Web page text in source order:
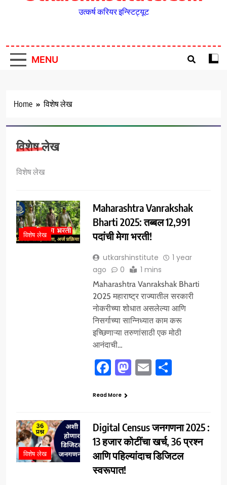
उत्कर्ष करियर इन्स्टिट्यूट
MENU
Home विशेष लेख
विशेष लेख
विशेष लेख
विशेष लेख
Maharashtra Vanrakshak
Bharti 2025: तब्बल 12,991
पदांची मेगा भरती!
utkarshinstitute
1 year
ago
0 1 mins
Maharashtra Vanrakshak Bharti
2025 महाराष्ट्र राज्यातील सरकारी
नोकरीच्या शोधात असलेल्या आणि
निसर्गाच्या सान्निध्यात काम करू
इच्छिणाऱ्या तरुणांसाठी एक मोठी
आनंदाची…
Facebook
Mastodon
EmailShare
Read More
विशेष लेख
Digital Census जनगणना 2025 :
13 हजार कोटींचा खर्च, 36 प्रश्न
आणि पहिल्यांदाच डिजिटल
स्वरूपात!